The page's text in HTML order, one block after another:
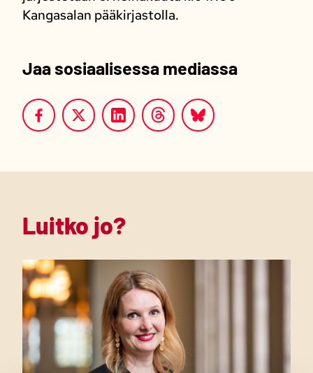
Kangasalan pääkirjastolla.
Jaa sosiaalisessa mediassa
Luitko jo?